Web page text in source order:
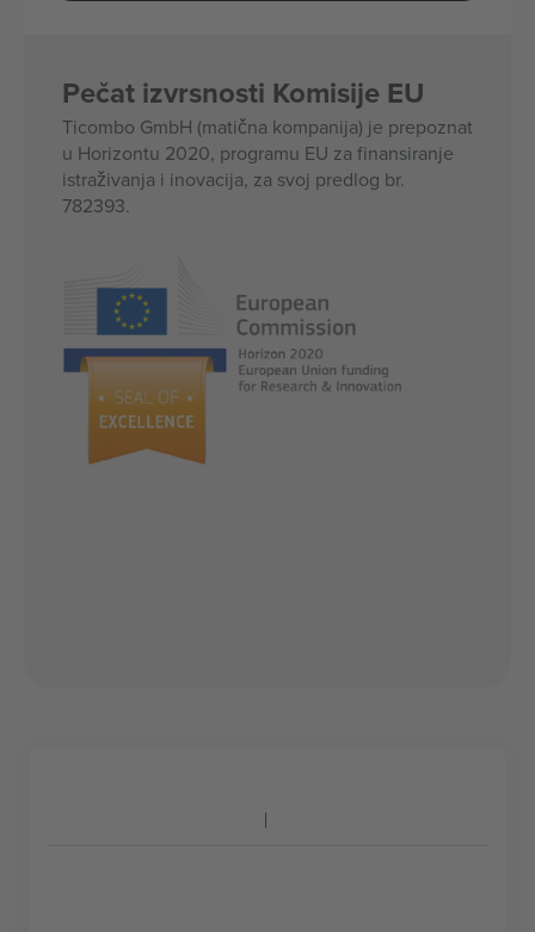
Pečat izvrsnosti Komisije EU
Ticombo GmbH (matična kompanija) je prepoznat
u Horizontu 2020, programu EU za finansiranje
istraživanja i inovacija, za svoj predlog br.
782393.